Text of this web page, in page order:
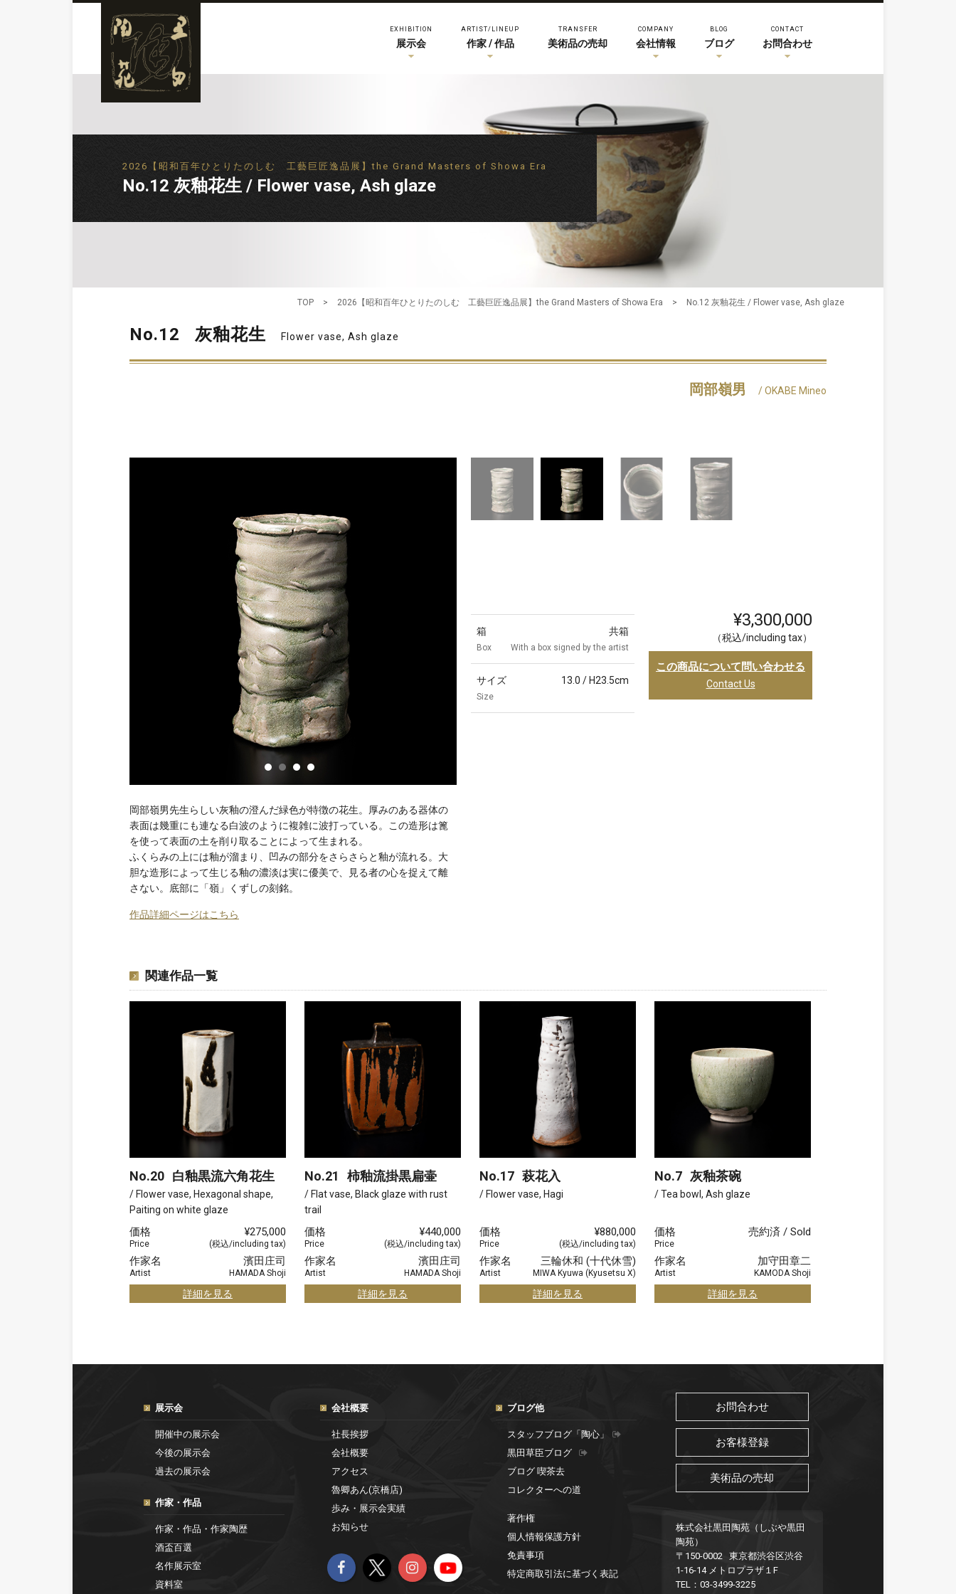
EXHIBITION
展示会
ARTIST/LINEUP
作家 / 作品
TRANSFER
美術品の売却
COMPANY
会社情報
BLOG
ブログ
CONTACT
お問合わせ
2026【昭和百年ひとりたのしむ 工藝巨匠逸品展】the Grand Masters of Showa Era
No.12 灰釉花生 / Flower vase, Ash glaze
TOP > 2026【昭和百年ひとりたのしむ 工藝巨匠逸品展】the Grand Masters of Showa Era > No.12 灰釉花生 / Flower vase, Ash glaze
No.12 灰釉花生 Flower vase, Ash glaze
岡部嶺男 / OKABE Mineo
箱
Box
共箱
With a box signed by the artist
サイズ
Size
13.0 / H23.5cm
¥3,300,000
（税込/including tax）
この商品について問い合わせる
Contact Us
岡部嶺男先生らしい灰釉の澄んだ緑色が特徴の花生。厚みのある器体の
表面は幾重にも連なる白波のように複雑に波打っている。この造形は篦
を使って表面の土を削り取ることによって生まれる。
ふくらみの上には釉が溜まり、凹みの部分をさらさらと釉が流れる。大
胆な造形によって生じる釉の濃淡は実に優美で、見る者の心を捉えて離
さない。底部に「嶺」くずしの刻銘。
作品詳細ページはこちら
関連作品一覧
No.20 白釉黒流六角花生
/ Flower vase, Hexagonal shape,
Paiting on white glaze
価格
Price
¥275,000
(税込/including tax)
作家名
Artist
濱田庄司
HAMADA Shoji
詳細を見る
No.21 柿釉流掛黒扁壷
/ Flat vase, Black glaze with rust
trail
価格
Price
¥440,000
(税込/including tax)
作家名
Artist
濱田庄司
HAMADA Shoji
詳細を見る
No.17 萩花入
/ Flower vase, Hagi
価格
Price
¥880,000
(税込/including tax)
作家名
Artist
三輪休和 (十代休雪)
MIWA Kyuwa (Kyusetsu X)
詳細を見る
No.7 灰釉茶碗
/ Tea bowl, Ash glaze
価格
Price
売約済 / Sold
作家名
Artist
加守田章二
KAMODA Shoji
詳細を見る
展示会
開催中の展示会
今後の展示会
過去の展示会
作家・作品
作家・作品・作家陶歴
酒盃百選
名作展示室
資料室
会社概要
社長挨拶
会社概要
アクセス
魯卿あん(京橋店)
歩み・展示会実績
お知らせ
ブログ他
スタッフブログ「陶心」
黒田草臣ブログ
ブログ 喫茶去
コレクターへの道
著作権
個人情報保護方針
免責事項
特定商取引法に基づく表記
お問合わせ
お客様登録
美術品の売却
株式会社黒田陶苑（しぶや黒田
陶苑）
〒150-0002 東京都渋谷区渋谷
1-16-14 メトロプラザ１F
TEL：03-3499-3225